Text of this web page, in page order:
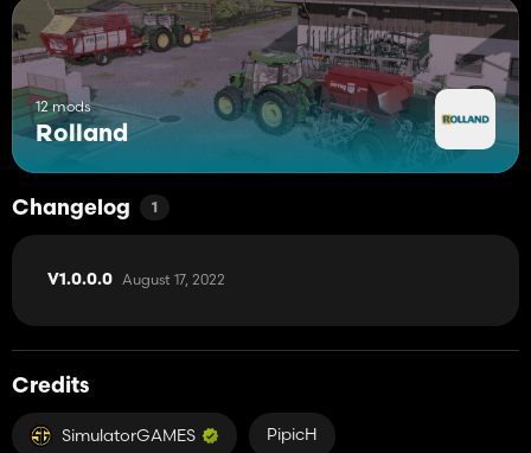
12 mods
Rolland
Changelog 1
V1.0.0.0 August 17, 2022
Credits
SimulatorGAMES PipicH